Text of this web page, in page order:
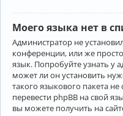
Моего языка нет в
Администратор не
конференции, или же
язык. Попробуйте узнать у
может ли он установить
такого языкового пакета
перевести phpBB на свой
вы можете получить на